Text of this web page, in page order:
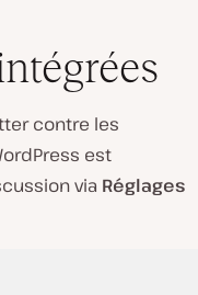
contre les
est
via Réglages